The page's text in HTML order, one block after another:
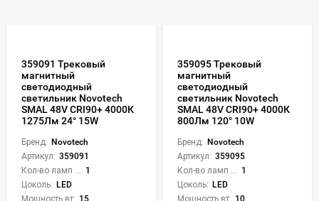
359091 Трековый
магнитный
светодиодный
светильник Novotech
SMAL 48V CRI90+ 4000К
1275Лм 24° 15W
Бренд: Novotech
Артикул: 359091
1
Цоколь: LED
Мощность вт: 15
359095 Трековый
магнитный
светодиодный
светильник Novotech
SMAL 48V CRI90+ 4000К
800Лм 120° 10W
Бренд: Novotech
Артикул: 359095
1
Цоколь: LED
Мощность вт: 10